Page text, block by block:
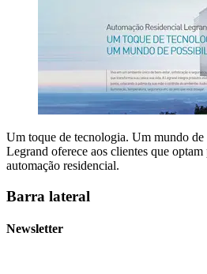
Um toque de tecnologia. Um mundo de
Legrand oferece aos clientes que optam
automação residencial.
Barra lateral
Newsletter